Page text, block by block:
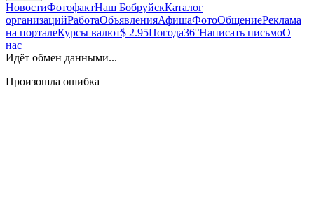
НовостиФотофактНаш БобруйскКаталог
организацийРаботаОбъявленияАфишаФотоОбщениеРеклама
на порталеКурсы валют$ 2.95Погода36°Написать письмоО
нас
Идёт обмен данными...
Произошла ошибка